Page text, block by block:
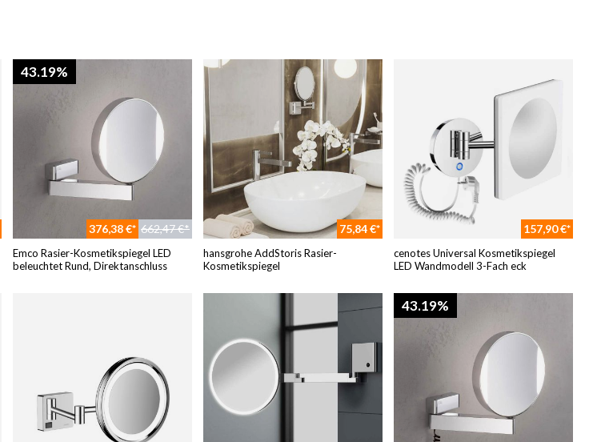
43.19%
376,38 €* 662,47 €*
Emco Rasier-Kosmetikspiegel LED
beleuchtet Rund, Direktanschluss
75,84 €*
hansgrohe AddStoris Rasier-
Kosmetikspiegel
157,90 €*
cenotes Universal Kosmetikspiegel
LED Wandmodell 3-Fach eck
43.19%